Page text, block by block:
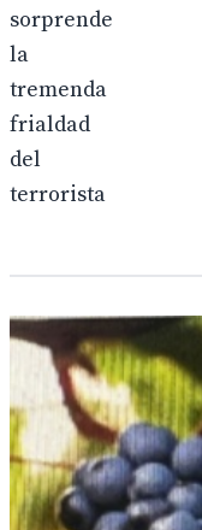
sorprende
la
tremenda
frialdad
del
terrorista